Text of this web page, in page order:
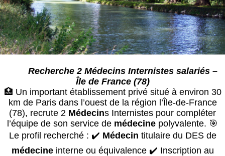
Recherche 2 Médecins Internistes salariés –
Île de France (78)
🏥 Un important établissement privé situé à environ 30
km de Paris dans l’ouest de la région l’Île-de-France
(78), recrute 2 Médecins Internistes pour compléter
l’équipe de son service de médecine polyvalente. 🎯
Le profil recherché : ✔️ Médecin titulaire du DES de
médecineinterne ou équivalence ✔️ Inscription au